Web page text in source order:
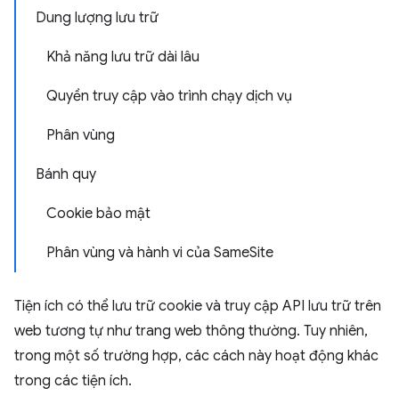
Dung lượng lưu trữ
Khả năng lưu trữ dài lâu
Quyền truy cập vào trình chạy dịch vụ
Phân vùng
Bánh quy
Cookie bảo mật
Phân vùng và hành vi của SameSite
Tiện ích có thể lưu trữ cookie và truy cập API lưu trữ trên
web tương tự như trang web thông thường. Tuy nhiên,
trong một số trường hợp, các cách này hoạt động khác
trong các tiện ích.